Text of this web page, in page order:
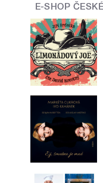
E-SHOP